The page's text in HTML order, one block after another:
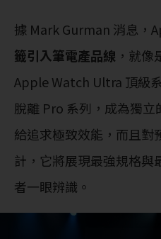
據 Mark Gurman 消息，
籤引入筆電產品線 ，就
Apple Watch Ultra 頂級
脫離 Pro 系列，成為獨
給追求極致效能，而且對
計，它將展現最強規格與
者一眼辨識。